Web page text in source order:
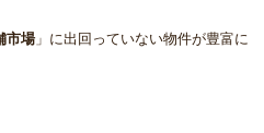
市場」に出回っていない物件が豊富に